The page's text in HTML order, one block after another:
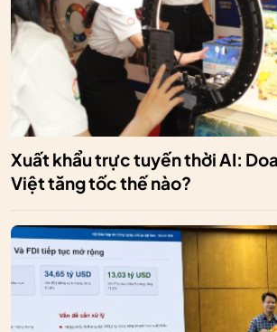
Xuất khẩu trực tuyến thời AI:
Việt tăng tốc thế nào?